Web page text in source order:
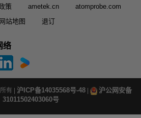
策 ametek.cn
atomprobe.com
网站地图
退订
络
有 | 沪ICP备14035568号-48|
沪公网安备
31011502403060号